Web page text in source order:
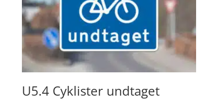
U5.4 Cyklister undtaget